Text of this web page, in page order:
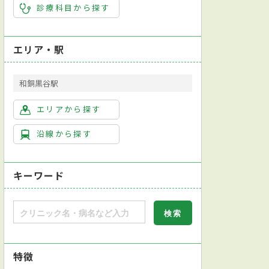
診療科目から探す
エリア・駅
和銅黒谷駅
エリアから探す
沿線から探す
キーワード
特徴